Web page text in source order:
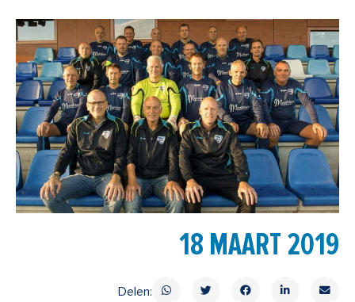
18 MAART 2019
Delen: